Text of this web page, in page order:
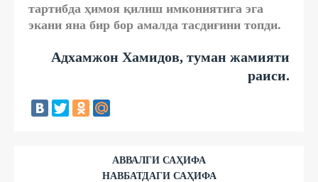
тартибда ҳимоя қилиш имкониятига эга
экани яна бир бор амалда тасдиғини топди.
Адхамжон Хамидов, туман жамияти
раиси.
АВВАЛГИ САҲИФА
НАВБАТДАГИ САҲИФА